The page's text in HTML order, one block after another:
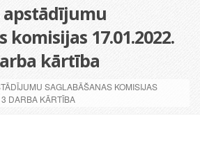
apstādījumu
komisijas 17.01.2022.
kārtība
SAGLABĀŠANAS KOMISIJAS
DARBA KĀRTĪBA